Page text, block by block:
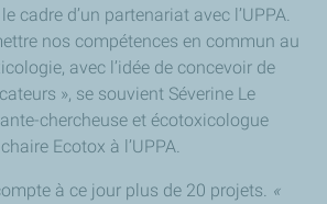
cadre d’un partenariat avec l’UPPA.
nos compétences en commun au
avec l’idée de concevoir de
», se souvient Séverine Le
chercheuse et écotoxicologue
Ecotox à l’UPPA.
à ce jour plus de 20 projets. «